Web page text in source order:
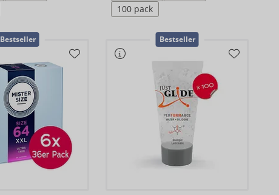
100 pack
Bestseller Bestseller